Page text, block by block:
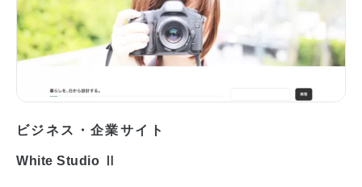
ビジネス・企業サイト
White Studio Ⅱ